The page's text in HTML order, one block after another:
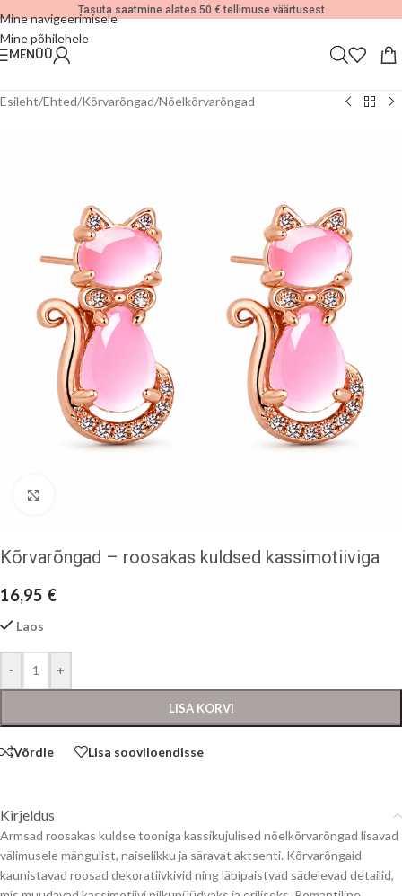
Mine navigeerimisele
Mine põhilehele
Tasuta saatmine alates 50 € tellimuse väärtusest
MENÜÜ
Esileht/Ehted/Kõrvarõngad/Nõelkõrvarõngad
Kõrvarõngad – roosakas kuldsed kassimotiiviga
16,95 €
Laos
- +
LISA KORVI
Võrdle Lisa sooviloendisse
Kirjeldus
Armsad roosakas kuldse tooniga kassikujulised nõelkõrvarõngad lisavad
välimusele mängulist, naiselikku ja säravat aktsenti. Kõrvarõngaid
kaunistavad roosad dekoratiivkivid ning läbipaistvad sädelevad detailid,